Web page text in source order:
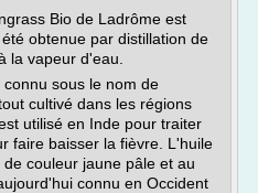
Bio de Ladrôme est
obtenue par distillation de
la vapeur d'eau.
sous le nom de
cultivé dans les régions
utilisé en Inde pour traiter
faire baisser la fièvre. L'huile
couleur jaune pâle et au
connu en Occident